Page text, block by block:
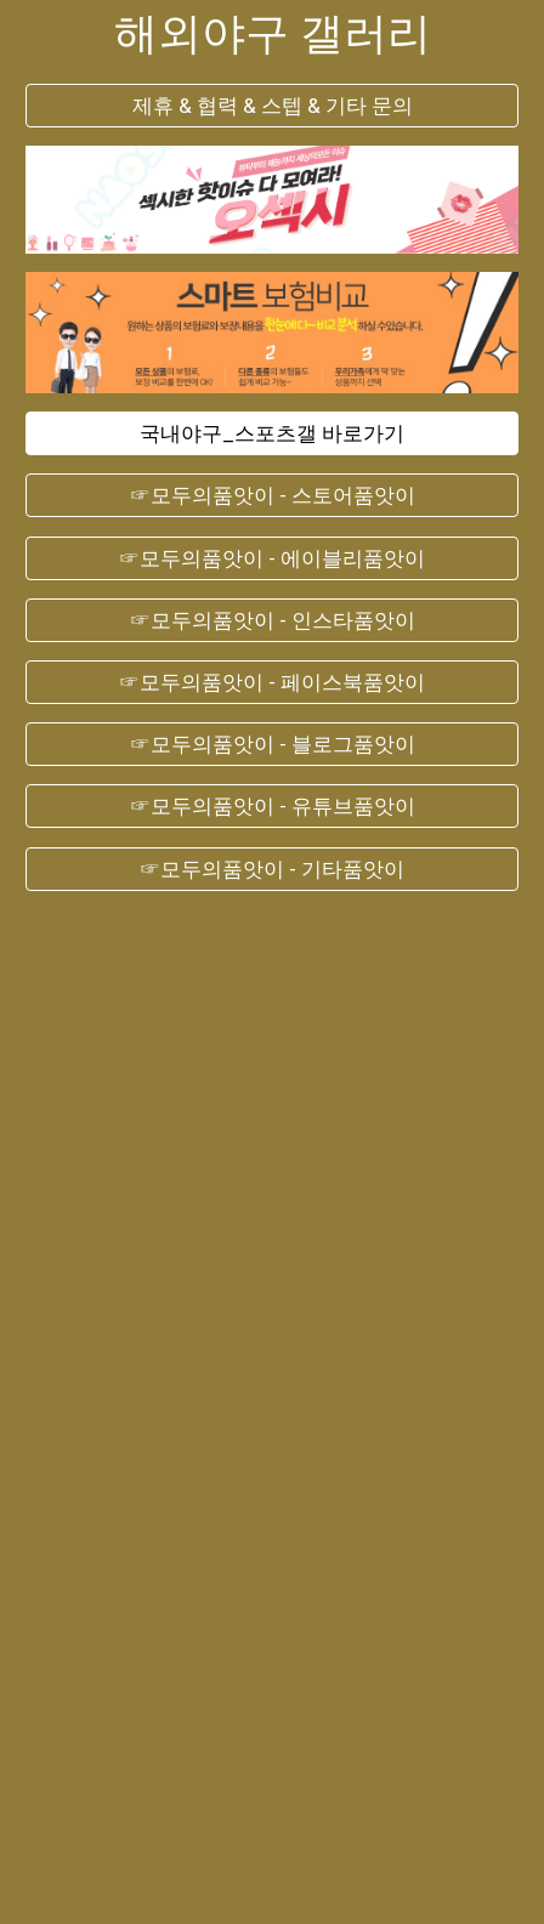
해외야구 갤러리
제휴 & 협력 & 스텝 & 기타 문의
국내야구_스포츠갤 바로가기
☞모두의품앗이 - 스토어품앗이
☞모두의품앗이 - 에이블리품앗이
☞모두의품앗이 - 인스타품앗이
☞모두의품앗이 - 페이스북품앗이
☞모두의품앗이 - 블로그품앗이
☞모두의품앗이 - 유튜브품앗이
☞모두의품앗이 - 기타품앗이